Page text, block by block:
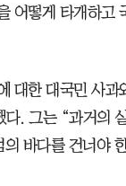
어떻게 타개하고
대한 대국민 사
. 그는 “과거의
바다를 건너야